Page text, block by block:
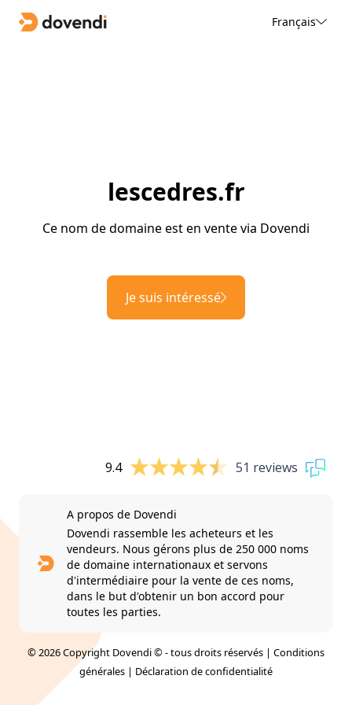
Français
lescedres.fr
Ce nom de domaine est en vente via Dovendi
Je suis intéressé
9.4 51 reviews
A propos de Dovendi
Dovendi rassemble les acheteurs et les
vendeurs. Nous gérons plus de 250 000 noms
de domaine internationaux et servons
d'intermédiaire pour la vente de ces noms,
dans le but d'obtenir un bon accord pour
toutes les parties.
© 2026 Copyright Dovendi © - tous droits réservés | Conditions
générales | Déclaration de confidentialité